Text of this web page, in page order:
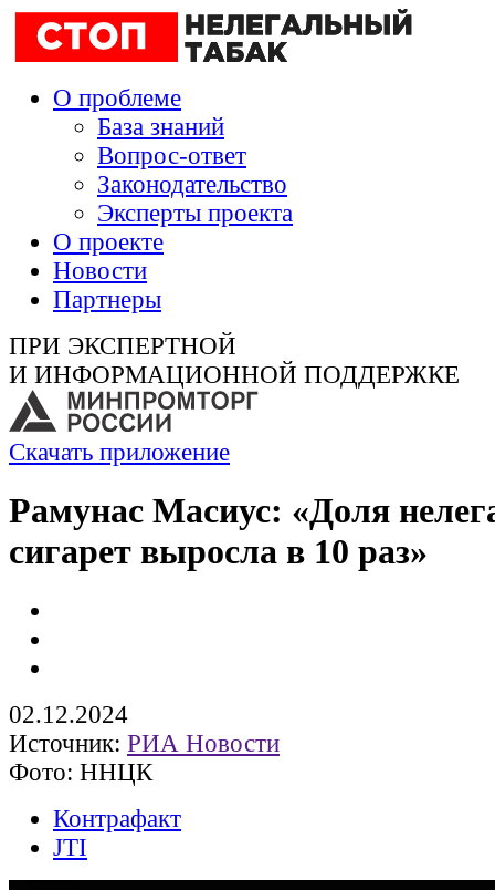
О проблеме
База знаний
Вопрос-ответ
Законодательство
Эксперты проекта
О проекте
Новости
Партнеры
ПРИ ЭКСПЕРТНОЙ
И ИНФОРМАЦИОННОЙ ПОДДЕРЖКЕ
Скачать приложение
Рамунас Масиус: «Доля
сигарет выросла в 10 раз»
02.12.2024
Источник: РИА Новости
Фото: ННЦК
Контрафакт
JTI